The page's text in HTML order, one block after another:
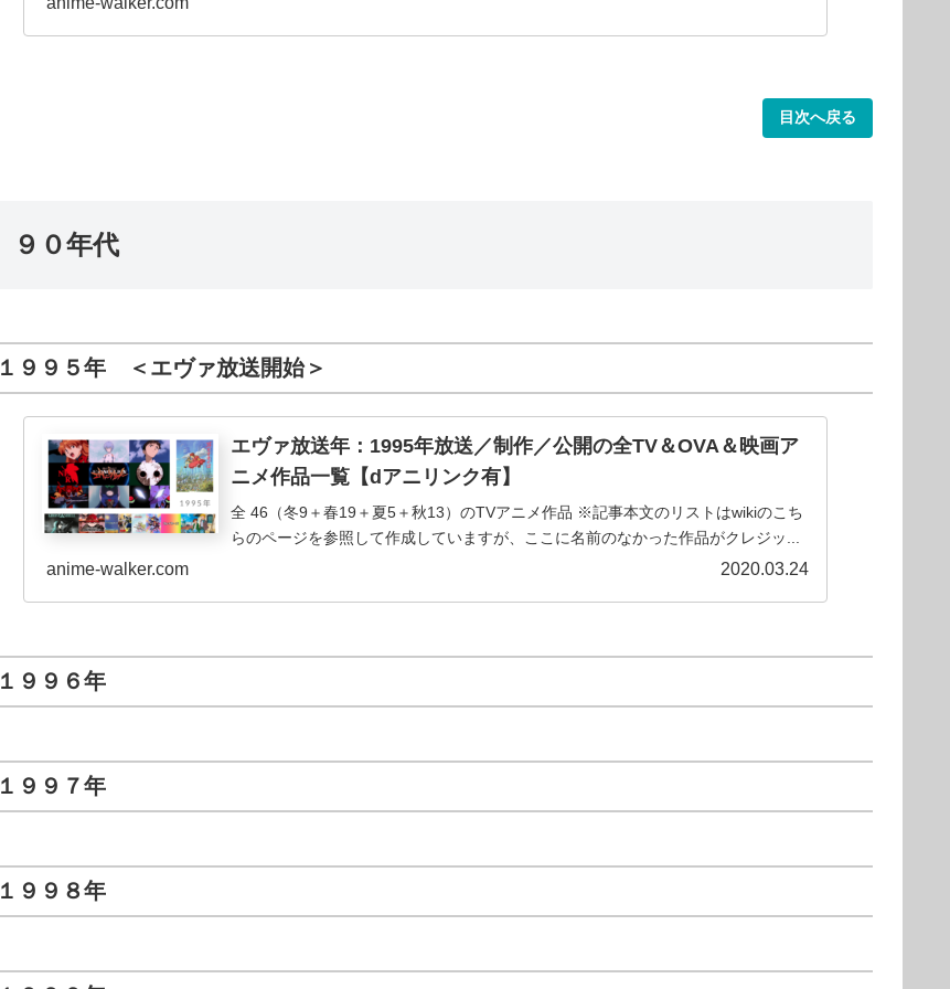
目次へ戻る
９０年代
１９９５年 ＜エヴァ放送開始＞
エヴァ放送年：1995年放送／制作／公開の全TV＆OVA＆映画ア
ニメ作品一覧【dアニリンク有】
全 46（冬9＋春19＋夏5＋秋13）のTVアニメ作品 ※記事本文のリストはwikiのこち
らのページを参照して作成していますが、ここに名前のなかった作品がクレジッ...
anime-walker.com 2020.03.24
１９９６年
１９９７年
１９９８年